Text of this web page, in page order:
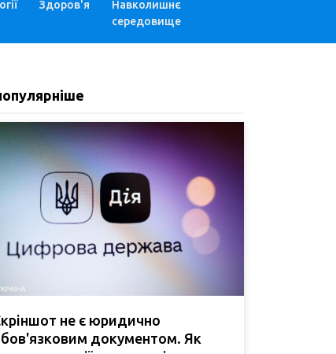
Здоров'я
Навколишнє
середовище
не є юридично
документом. Як